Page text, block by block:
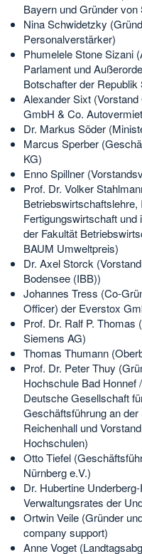
Bayern und Gründer
Nina Schwidetzky
Personalverstärker)
Phumelele Stone Sizani
Parlament und
Botschafter der Republik
Alexander Sixt
GmbH & Co.
Dr. Markus Söder
Marcus Sperber
KG)
Enno Spillner
Prof. Dr. Volker
Fertigungswirtschaft
der Fakultät
BAUM Umweltpreis)
Dr. Axel Storck
Bodensee (IBB))
Johannes Tress (Co-
Officer) der Everstox
Prof. Dr. Ralf P.
Siemens AG)
Thomas Thumann
Prof. Dr. Peter Thuy
Hochschule Bad Honnef
Deutsche Gesellschaft
Geschäftsführung an
Reichenhall und
Hochschulen)
Otto Tiefel
Nürnberg e.V.)
Dr. Hubertine
Verwaltungsrates der
Ortwin Veile (Gründer
company support)
Anne Voget